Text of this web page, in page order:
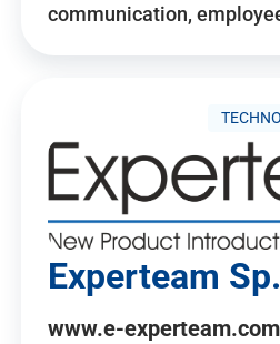
communication,
Experteam
www.e-experteam.com